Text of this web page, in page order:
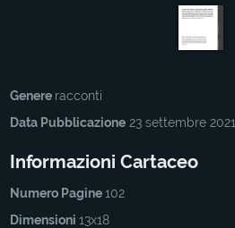
Genere racconti
Data Pubblicazione 23 settembre 2021
Informazioni Cartaceo
Numero Pagine102
Dimensioni13x18